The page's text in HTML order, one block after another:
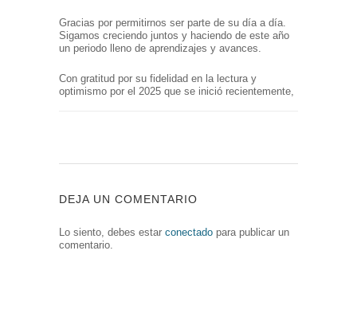
Gracias por permitirnos ser parte de su día a día.
Sigamos creciendo juntos y haciendo de este año
un periodo lleno de aprendizajes y avances.
Con gratitud por su fidelidad en la lectura y
optimismo por el 2025 que se inició recientemente,
DEJA UN COMENTARIO
Lo siento, debes estar conectado para publicar un
comentario.